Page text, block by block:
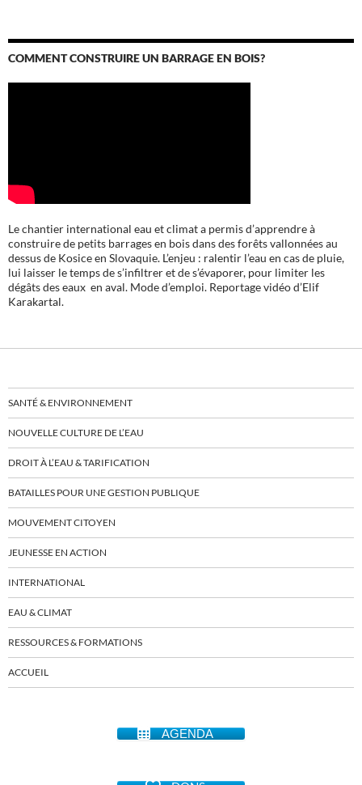
COMMENT CONSTRUIRE UN BARRAGE EN BOIS?
Le chantier international eau et climat a permis d’apprendre à
construire de petits barrages en bois dans des forêts vallonnées au
dessus de Kosice en Slovaquie. L’enjeu : ralentir l’eau en cas de pluie,
lui laisser le temps de s’infiltrer et de s’évaporer, pour limiter les
dégâts des eaux en aval. Mode d’emploi. Reportage vidéo d’Elif
Karakartal.
SANTÉ & ENVIRONNEMENT
NOUVELLE CULTURE DE L’EAU
DROIT À L’EAU & TARIFICATION
BATAILLES POUR UNE GESTION PUBLIQUE
MOUVEMENT CITOYEN
JEUNESSE EN ACTION
INTERNATIONAL
EAU & CLIMAT
RESSOURCES & FORMATIONS
ACCUEIL
AGENDA